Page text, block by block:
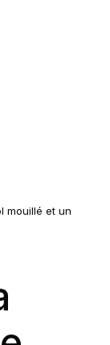
mouillé et un